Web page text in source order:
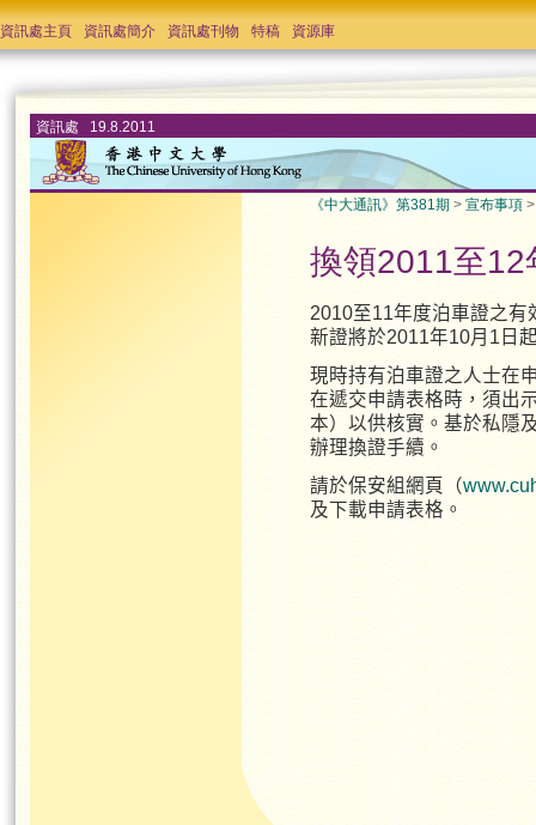
資訊處主頁 資訊處簡介 資訊處刊物 特稿 資源庫
資訊處 19.8.2011
《中大通訊》第381期 > 宣布事項
換領2011至12
2010至11年度泊車證之
新證將於2011年10月1日
現時持有泊車證之人士在
在遞交申請表格時，須出
本）以供核實。基於私隱
辦理換證手續。
請於保安組網頁（
及下載申請表格。